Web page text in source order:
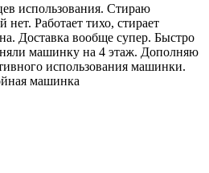
использования. Стираю
нет. Работает тихо, стирает
Доставка вообще супер. Быстро
машинку на 4 этаж. Дополняю
использования машинки.
машинка